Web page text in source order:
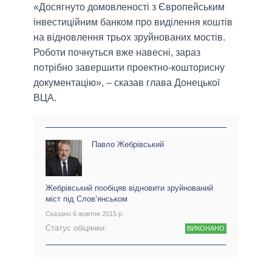
«Досягнуто домовленості з Європейським
інвестиційним банком про виділення коштів
на відновлення трьох зруйнованих мостів.
Роботи почнуться вже навесні, зараз
потрібно завершити проектно-кошторисну
документацію», – сказав глава Донецької
ВЦА.
Павло Жебрівський
Жебрівський пообіцяв відновити зруйнований
міст під Слов’янськом
Сказано 6 жовтня 2015 р.
Статус обіцянки: ВИКОНАНО